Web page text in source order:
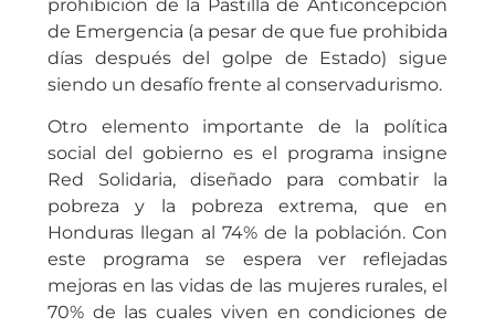
prohibición de la Pastilla de Anticoncepción
de Emergencia (a pesar de que fue prohibida
días después del golpe de Estado) sigue
siendo un desafío frente al conservadurismo.
Otro elemento importante de la política
social del gobierno es el programa insigne
Red Solidaria, diseñado para combatir la
pobreza y la pobreza extrema, que en
Honduras llegan al 74% de la población. Con
este programa se espera ver reflejadas
mejoras en las vidas de las mujeres rurales, el
70% de las cuales viven en condiciones de